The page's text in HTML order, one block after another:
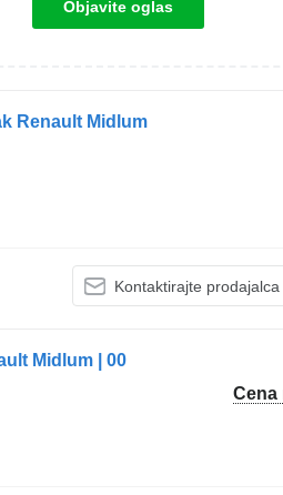
Objavite oglas
Renault Midlum
Kontaktirajte prodajalca
Midlum | 00
Cena